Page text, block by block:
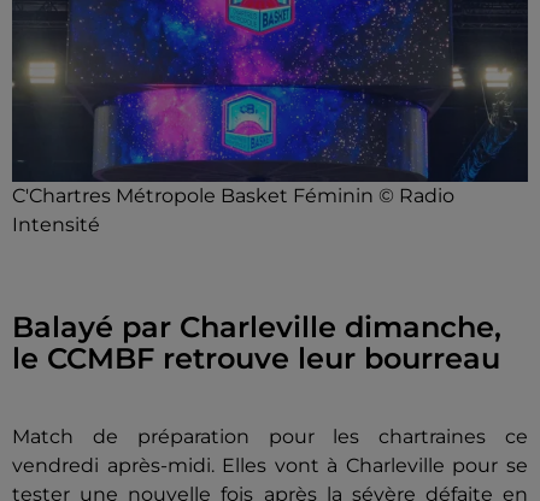
C'Chartres Métropole Basket Féminin © Radio
Intensité
Balayé par Charleville dimanche,
le CCMBF retrouve leur bourreau
Match de préparation pour les chartraines ce
vendredi après-midi. Elles vont à Charleville pour se
tester une nouvelle fois après la sévère défaite en